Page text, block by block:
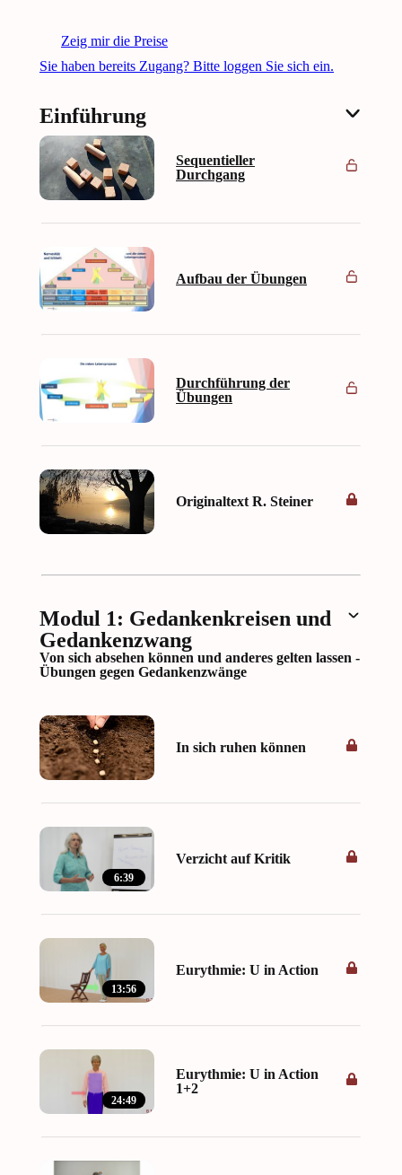
Zeig mir die Preise
Sie haben bereits Zugang? Bitte loggen Sie sich ein.
Einführung
Sequentieller
Durchgang
Aufbau der Übungen
Durchführung der
Übungen
Originaltext R. Steiner
Modul 1: Gedankenkreisen und
Gedankenzwang
Von sich absehen können und anderes gelten lassen -
Übungen gegen Gedankenzwänge
In sich ruhen können
6:39
Verzicht auf Kritik
13:56
Eurythmie: U in Action
24:49
Eurythmie: U in Action
1+2